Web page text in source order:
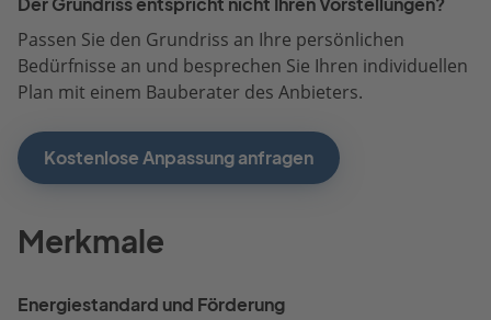
Passen Sie den Grundriss an Ihre persönlichen
Bedürfnisse an und besprechen Sie Ihren individuellen
Plan mit einem Bauberater des Anbieters.
Kostenlose Anpassung anfragen
Merkmale
Energiestandard und Förderung